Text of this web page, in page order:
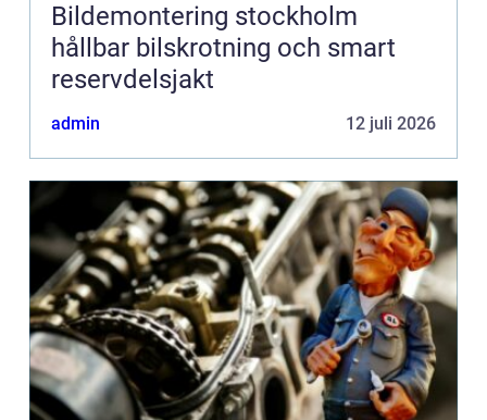
Bildemontering stockholm
hållbar bilskrotning och smart
reservdelsjakt
admin 12 juli 2026